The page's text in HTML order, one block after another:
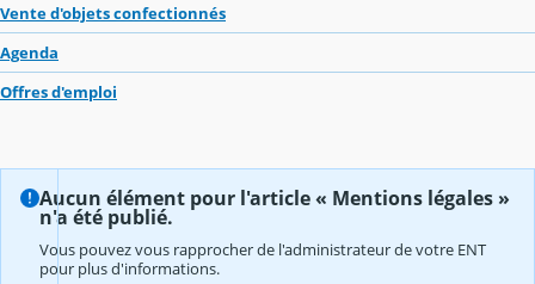
Vente d'objets confectionnés
Agenda
Offres d'emploi
Aucun élément pour l'article « Mentions légales »
n'a été publié.
Vous pouvez vous rapprocher de l'administrateur de votre ENT
pour plus d'informations.